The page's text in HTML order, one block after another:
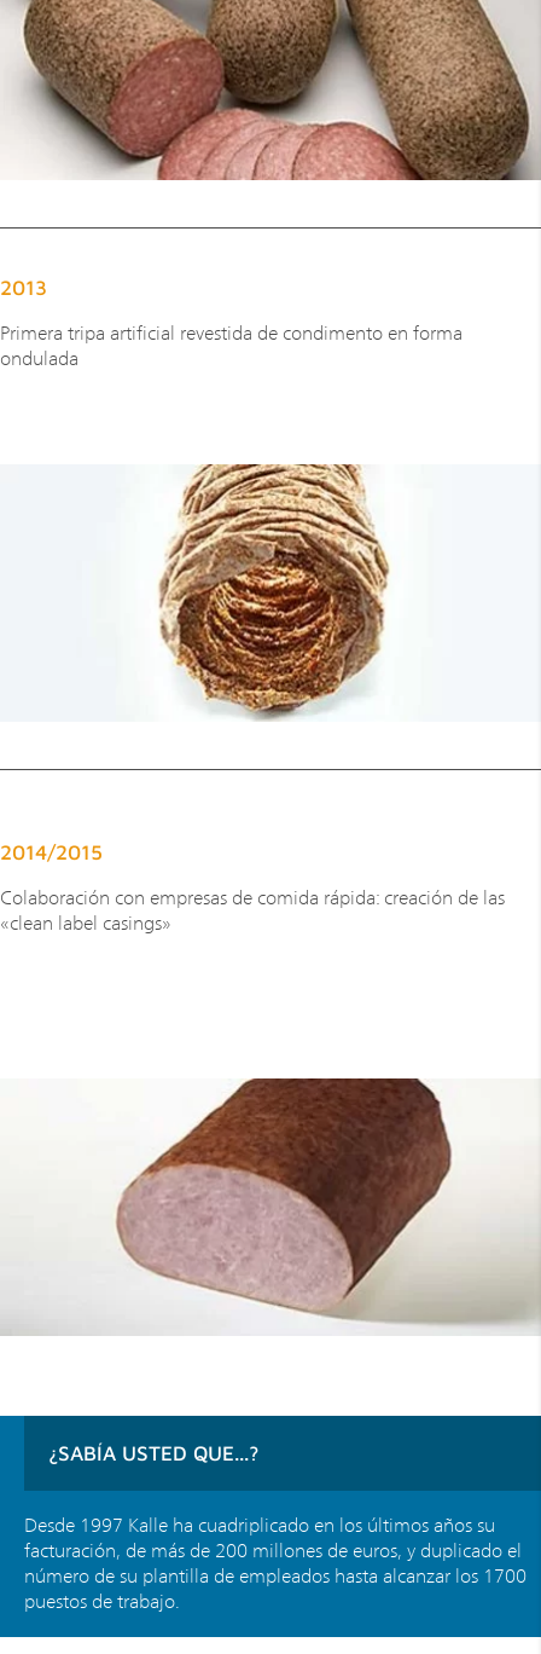
2013
Primera tripa artificial revestida de condimento en forma
ondulada
2014/2015
Colaboración con empresas de comida rápida: creación de las
«clean label casings»
¿SABÍA USTED QUE...?
Desde 1997 Kalle ha cuadriplicado en los últimos años su
facturación, de más de 200 millones de euros, y duplicado el
número de su plantilla de empleados hasta alcanzar los 1700
puestos de trabajo.